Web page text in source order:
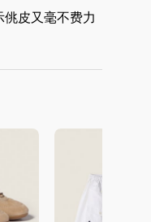
皮又毫不费力